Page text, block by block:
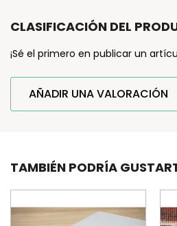
CLASIFICACIÓN DEL
¡Sé el primero en publicar un
AÑADIR UNA VALORACIÓN
TAMBIÉN PODRÍA